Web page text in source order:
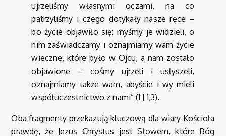
ujrzeliśmy własnymi oczami, na co
patrzyliśmy i czego dotykały nasze ręce –
bo życie objawiło się: myśmy je widzieli, o
nim zaświadczamy i oznajmiamy wam życie
wieczne, które było w Ojcu, a nam zostało
objawione – cośmy ujrzeli i usłyszeli,
oznajmiamy także wam, abyście i wy mieli
współuczestnictwo z nami” (1 J 1,3).
Oba fragmenty przekazują kluczową dla wiary Kościoła
prawdę, że Jezus Chrystus jest Słowem, które Bóg